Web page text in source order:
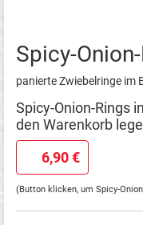
Spicy-
panierte Zwiebelringe im
Spicy-Onion-Rings
den Warenkorb
6,90 €
(Button klicken, um Spicy-